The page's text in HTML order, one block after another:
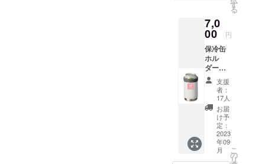
32cm ※
ザイン
中のた
め、写
真やロ
ゴはイ
メージ
となり
ますの
でご了
承くだ
さい。
す
る
7,0
00 円
保冷缶
ホル
ダー
（2023
年SSP
限定ロ
ゴ入
り）
350㎖の
缶が
ぴった
り入
支援
者：
17人
お届
け予
定：
2023
年09
月
こ
の
リ